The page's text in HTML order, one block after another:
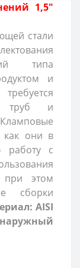
1,5"
стали
типа
и
труб и
как они в
работу с
при этом
сборки
AISI
наружный